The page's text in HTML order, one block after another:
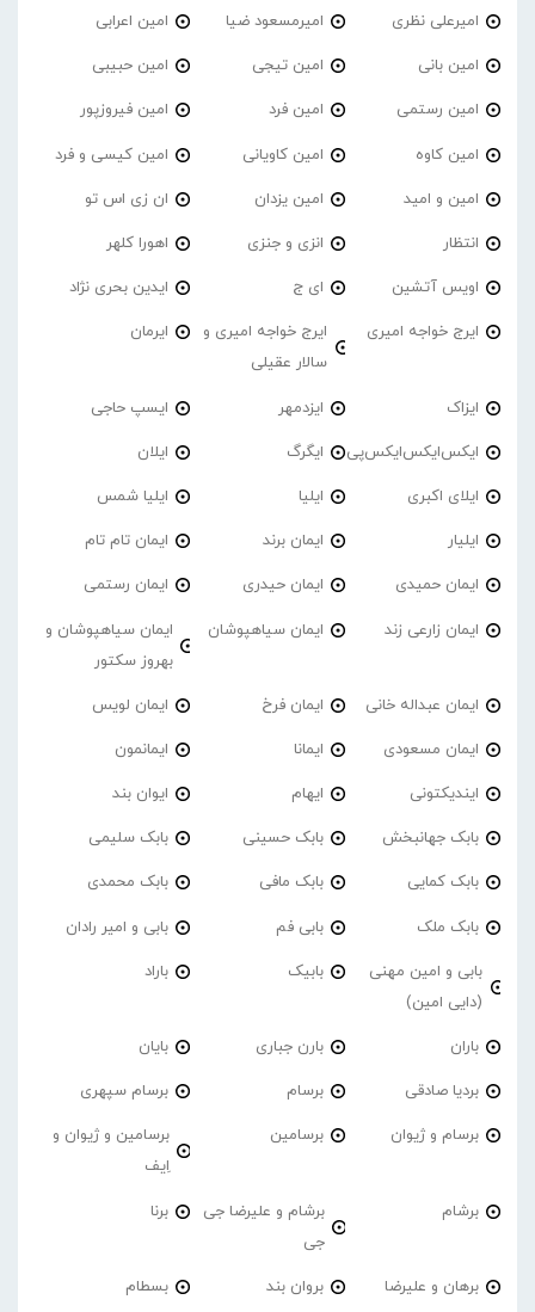
امیرعلی نظری امیرمسعود ضیا امین اعرابی
امین بانی امین تیجی امین حبیبی
امین رستمی امین فرد امین فیروزپور
امین کاوه امین کاویانی امین کیسی و فرد
امین و امید امین یزدان ان زی اس تو
انتظار انزی و جنزی اهورا کلهر
اویس آتشین ای ج ایدین بحری نژاد
ایرج خواجه امیری
ایرج خواجه امیری و
سالار عقیلی
ایرمان
ایزاک ایزدمهر ایسپ حاجی
ایکس‌ایکس‌ایکس‌پی ایگرگ ایلان
ایلای اکبری ایلیا ایلیا شمس
ایلیار ایمان برند ایمان تام تام
ایمان حمیدی ایمان حیدری ایمان رستمی
ایمان زارعی زند ایمان سیاهپوشان
ایمان سیاهپوشان و
بهروز سکتور
ایمان عبداله خانی ایمان فرخ ایمان لویس
ایمان مسعودی ایمانا ایمانمون
ایندیکتونی ایهام ایوان بند
بابک جهانبخش بابک حسینی بابک سلیمی
بابک کمایی بابک مافی بابک محمدی
بابک ملک بابی فم بابی و امیر رادان
بابی و امین مهنی
(دایی امین)
بابیک باراد
باران بارن جباری بایان
بردیا صادقی برسام برسام سپهری
برسام و ژیوان برسامین
برسامین و ژیوان و
اِیف
برشام
برشام و علیرضا جی
جی
برنا
برهان و علیرضا بروان بند بسطام